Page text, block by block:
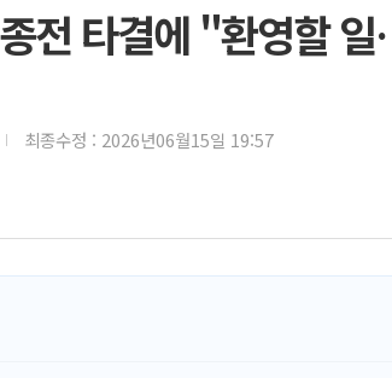
[사진]
뉴욕
李 "
李 대
트럼프
전 타결에 "환영할
최종수정 : 2026년06월15일 19:57